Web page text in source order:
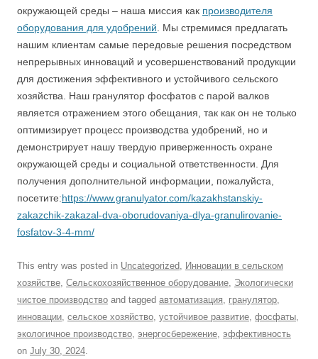
окружающей среды – наша миссия как производителя
оборудования для удобрений . Мы стремимся предлагать
нашим клиентам самые передовые решения посредством
непрерывных инноваций и усовершенствований продукции
для достижения эффективного и устойчивого сельского
хозяйства. Наш гранулятор фосфатов с парой валков
является отражением этого обещания, так как он не только
оптимизирует процесс производства удобрений, но и
демонстрирует нашу твердую приверженность охране
окружающей среды и социальной ответственности. Для
получения дополнительной информации, пожалуйста,
посетите:https://www.granulyator.com/kazakhstanskiy-
zakazchik-zakazal-dva-oborudovaniya-dlya-granulirovanie-
fosfatov-3-4-mm/
This entry was posted in Uncategorized, Инновации в сельском
хозяйстве, Сельскохозяйственное оборудование, Экологически
чистое производство and tagged автоматизация, гранулятор,
инновации, сельское хозяйство, устойчивое развитие, фосфаты,
экологичное производство, энергосбережение, эффективность
on July 30, 2024.